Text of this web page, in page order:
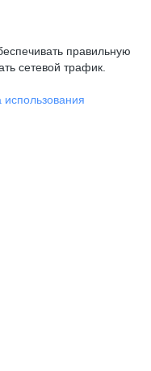
правильную
сетевой трафик.
использования